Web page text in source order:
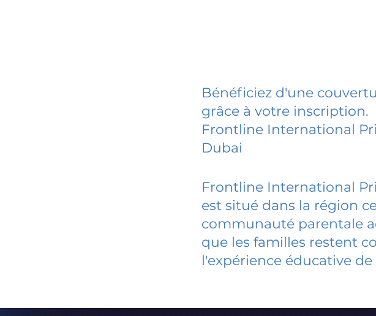
Bénéficiez d'une
grâce à votre inscription.
Frontline International
Dubai
Frontline International
est situé dans la région
communauté parentale
que les familles restent
l'expérience éducative